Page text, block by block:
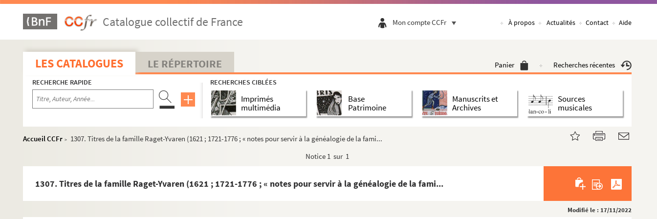
Catalogue collectif de France Mon compte CCFr À propos Actualités Contact Aide
LES CATALOGUES LE RÉPERTOIRE Panier Recherches récentes
RECHERCHE RAPIDE RECHERCHES CIBLÉES
Imprimés
multimédia
Base
Patrimoine
Manuscrits et
Archives
Sources
musicales
Accueil CCFr >
1307. Titres de la famille Raget-Yvaren (1621 ; 1721-1776 ; « notes pour servir à la généalogie de la fami...
Notice 1 sur 1
1307. Titres de la famille Raget-Yvaren (1621 ; 1721-1776 ; « notes pour servir à la généalogie de la fami...
Modifié le : 17/11/2022
1279. Partie terminale du texte de la trêve conclue entre la reine Jeanne et le duc d'Anjou
1280. Reconnaissance d'une terre sise dans la dîmerie de Sainte-Agathe, faite à Jean Fulci, procureur d'Al...
1281. Pièces de procédure entre les consuls d'Arles, et Trophime Duzanne d'une part, et les frères Martin ...
1282. Pièces de procédure entre les consuls et divers bourgeois d'Arles d'une part, et Claude Vernalle, ca...
1283. Pièces de procédure entre les consuls d'Arles, d'une part, et Laurent de Porcellet, d'autre (1609-16...
1284. Lettres de la famille de Désiré Nisard à Honoré Clair (1835-1882)
1285. Pièces de procédure entre les consuls d'Arles et Honoré Porcellet (1555-1558)
1286. Pièces de procédure entre les consuls d'Arles et Antoine Gros pour faire casser l'arrentement d'un p...
1290. Pièces de procédure entre le procureur du roi et les consuls d'Arles d'une part, et Louise Dancezime...